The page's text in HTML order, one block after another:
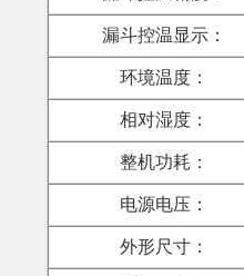
漏斗控温显示：
环境温度：
相对湿度：
整机功耗：
电源电压：
外形尺寸：